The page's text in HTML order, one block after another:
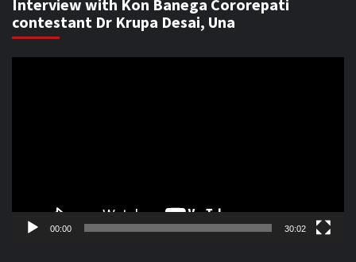
Interview with Kon Banega Cororepati
contestant Dr Krupa Desai, Una
00:00 30:02